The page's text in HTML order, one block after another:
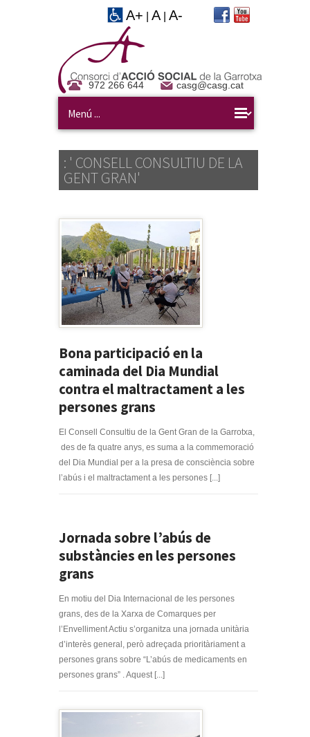
A+ A A-
972 266 644 casg@casg.cat
: ' CONSELL CONSULTIU DE LA
GENT GRAN'
Bona participació en la
caminada del Dia Mundial
contra el maltractament a les
persones grans
El Consell Consultiu de la Gent Gran de la Garrotxa,
des de fa quatre anys, es suma a la commemoració
del Dia Mundial per a la presa de consciència sobre
l’abús i el maltractament a les persones [...]
Jornada sobre l’abús de
substàncies en les persones
grans
En motiu del Dia Internacional de les persones
grans, des de la Xarxa de Comarques per
l’Envelliment Actiu s’organitza una jornada unitària
d’interès general, però adreçada prioritàriament a
persones grans sobre “L’abús de medicaments en
persones grans” . Aquest [...]